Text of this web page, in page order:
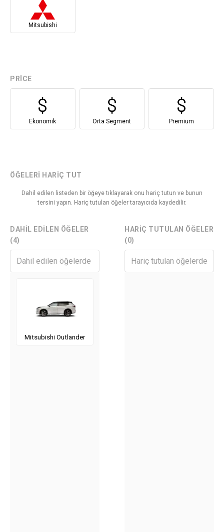
Mitsubishi
PRICE
Ekonomik Orta Segment Premium
ÖĞELERI HARIÇ TUT
Dahil edilen listeden bir öğeye tıklayarak onu hariç tutun ve bunun
tersini yapın. Hariç tutulan öğeler tarayıcıda kaydedilir.
DAHIL EDILEN ÖĞELER
(4)
Mitsubishi Outlander
HARIÇ TUTULAN ÖĞELER
(0)